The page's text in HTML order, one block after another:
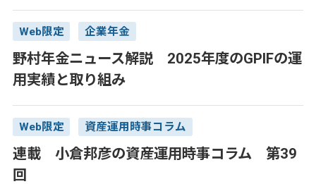
Web限定 企業年金
野村年金ニュース解説 2025年度のGPIFの運
用実績と取り組み
Web限定 資産運用時事コラム
連載 小倉邦彦の資産運用時事コラム 第39
回